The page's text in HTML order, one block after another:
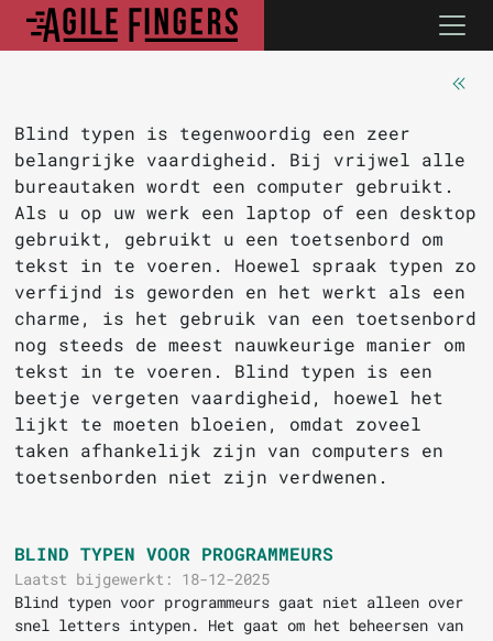
Blind typen is tegenwoordig een zeer
belangrijke vaardigheid. Bij vrijwel alle
bureautaken wordt een computer gebruikt.
Als u op uw werk een laptop of een desktop
gebruikt, gebruikt u een toetsenbord om
tekst in te voeren. Hoewel spraak typen zo
verfijnd is geworden en het werkt als een
charme, is het gebruik van een toetsenbord
nog steeds de meest nauwkeurige manier om
tekst in te voeren. Blind typen is een
beetje vergeten vaardigheid, hoewel het
lijkt te moeten bloeien, omdat zoveel
taken afhankelijk zijn van computers en
toetsenborden niet zijn verdwenen.
BLIND TYPEN VOOR PROGRAMMEURS
Laatst bijgewerkt: 18-12-2025
Blind typen voor programmeurs gaat niet alleen over
snel letters intypen. Het gaat om het beheersen van